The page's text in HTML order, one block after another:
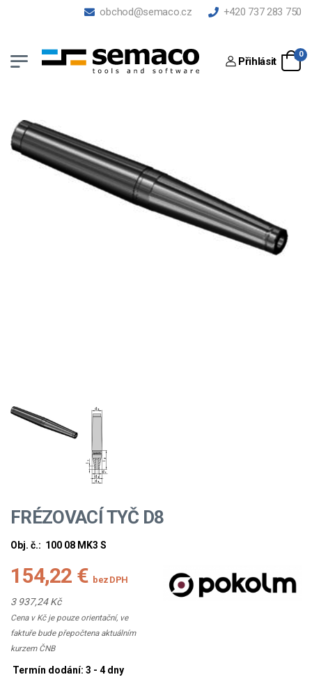
obchod@semaco.cz +420 737 283 750
Přihlásit
0
FRÉZOVACÍ TYČ D8
Obj. č.: 100 08 MK3 S
154,22 € bez DPH
3 937,24 Kč
Cena v Kč je pouze orientační, ve
faktuře bude přepočtena aktuálním
kurzem ČNB
Termín dodání: 3 - 4 dny